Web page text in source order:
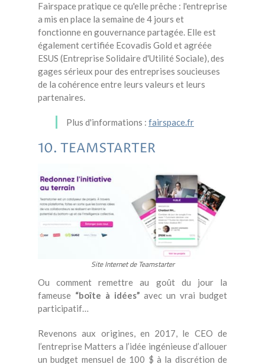
Fairspace pratique ce qu'elle prêche : l'entreprise
a mis en place la semaine de 4 jours et
fonctionne en gouvernance partagée. Elle est
également certifiée Ecovadis Gold et agréée
ESUS (Entreprise Solidaire d'Utilité Sociale), des
gages sérieux pour des entreprises soucieuses
de la cohérence entre leurs valeurs et leurs
partenaires.
Plus d'informations : fairspace.fr
10. TEAMSTARTER
Site Internet de Teamstarter
Ou comment remettre au goût du jour la
fameuse “boîte à idées” avec un vrai budget
participatif…
Revenons aux origines, en 2017, le CEO de
l’entreprise Matters a l’idée ingénieuse d’allouer
un budget mensuel de 100 $ à la discrétion de